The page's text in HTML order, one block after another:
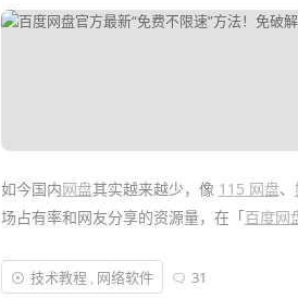
如今国内网盘其实越来越少，像 115 网盘、
场占有率和网友分享的资源量，在「百度网
然而， 百度网盘给人印象最深的就是“限速”
技术教程 , 网络软件 31